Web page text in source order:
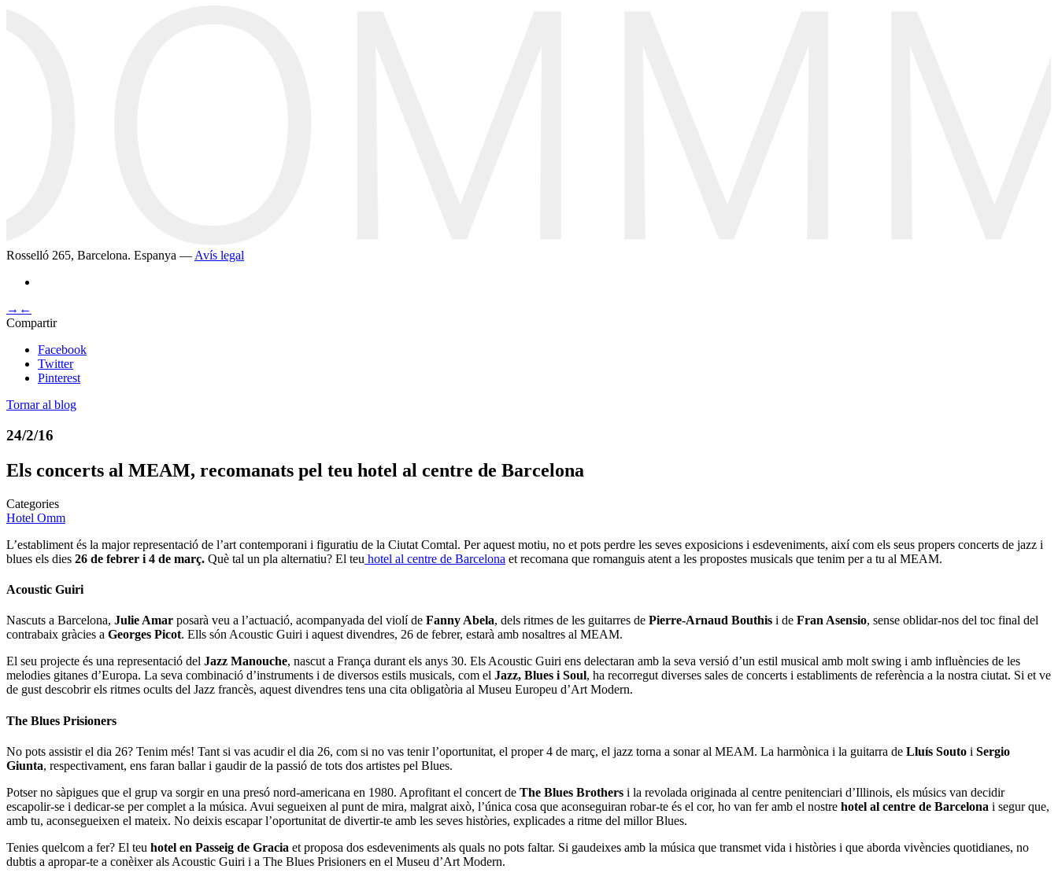
Rosselló 265, Barcelona. Espanya — Avís legal
→ ←
Compartir
Facebook
Twitter
Pinterest
Tornar al blog
24/2/16
Els concerts al MEAM, recomanats pel teu hotel al centre de Barcelona
Categories
Hotel Omm
L’establiment és la major representació de l’art contemporani i figuratiu de la Ciutat Comtal. Per aquest motiu, no et pots perdre les seves exposicions i esdeveniments, així com els seus propers concerts de jazz i
blues els dies 26 de febrer i 4 de març. Què tal un pla alternatiu? El teu hotel al centre de Barcelona et recomana que romanguis atent a les propostes musicals que tenim per a tu al MEAM.
Acoustic Guiri
Nascuts a Barcelona, Julie Amar posarà veu a l’actuació, acompanyada del violí de Fanny Abela, dels ritmes de les guitarres de Pierre-Arnaud Bouthis i de Fran Asensio, sense oblidar-nos del toc final del
contrabaix gràcies a Georges Picot. Ells són Acoustic Guiri i aquest divendres, 26 de febrer, estarà amb nosaltres al MEAM.
El seu projecte és una representació del Jazz Manouche, nascut a França durant els anys 30. Els Acoustic Guiri ens delectaran amb la seva versió d’un estil musical amb molt swing i amb influències de les
melodies gitanes d’Europa. La seva combinació d’instruments i de diversos estils musicals, com el Jazz, Blues i Soul, ha recorregut diverses sales de concerts i establiments de referència a la nostra ciutat. Si et ve
de gust descobrir els ritmes ocults del Jazz francès, aquest divendres tens una cita obligatòria al Museu Europeu d’Art Modern.
The Blues Prisioners
No pots assistir el dia 26? Tenim més! Tant si vas acudir el dia 26, com si no vas tenir l’oportunitat, el proper 4 de març, el jazz torna a sonar al MEAM. La harmònica i la guitarra de Lluís Souto i Sergio
Giunta, respectivament, ens faran ballar i gaudir de la passió de tots dos artistes pel Blues.
Potser no sàpigues que el grup va sorgir en una presó nord-americana en 1980. Aprofitant el concert de The Blues Brothers i la revolada originada al centre penitenciari d’Illinois, els músics van decidir
escapolir-se i dedicar-se per complet a la música. Avui segueixen al punt de mira, malgrat això, l’única cosa que aconseguiran robar-te és el cor, ho van fer amb el nostre hotel al centre de Barcelona i segur que,
amb tu, aconsegueixen el mateix. No deixis escapar l’oportunitat de divertir-te amb les seves històries, explicades a ritme del millor Blues.
Tenies quelcom a fer? El teu hotel en Passeig de Gracia et proposa dos esdeveniments als quals no pots faltar. Si gaudeixes amb la música que transmet vida i històries i que aborda vivències quotidianes, no
dubtis a apropar-te a conèixer als Acoustic Guiri i a The Blues Prisioners en el Museu d’Art Modern.